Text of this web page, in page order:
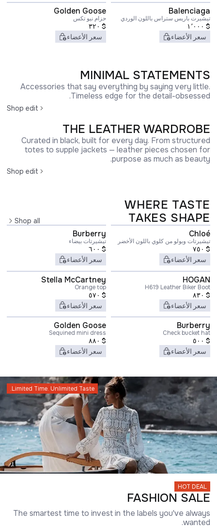
Balenciaga
تيشيرت باريس ستراس باللون الوردي
$ ١٬٠٠٠
سعر الأعضاء
Golden Goose
حزام نيو تكس
$ ٣٢٠
سعر الأعضاء
MINIMAL STATEMENTS
Accessories that say everything by saying very little.
Timeless edge for the detail-obsessed.
Shop edit
THE LEATHER WARDROBE
Curated in black, built for every day. From structured
totes to supple jackets — leather pieces chosen for
purpose as much as beauty.
Shop edit
WHERE TASTE
TAKES SHAPE
Shop all
Chloé
تيشيرتات وبولو من كلوي باللون الأخضر
$ ٧٥٠
سعر الأعضاء
Burberry
تيشيرتات بيضاء
$ ٦٠٠
سعر الأعضاء
HOGAN
H619 Leather Biker Boot
$ ٨٣٠
سعر الأعضاء
Stella McCartney
Orange top
$ ٥٧٠
سعر الأعضاء
Burberry
Check bucket hat
$ ٥٠٠
سعر الأعضاء
Golden Goose
Sequined mini dress
$ ٨٨٠
سعر الأعضاء
Limited Time. Unlimited Taste.
HOT DEAL
FASHION SALE
The smartest time to invest in the labels you've always
wanted.